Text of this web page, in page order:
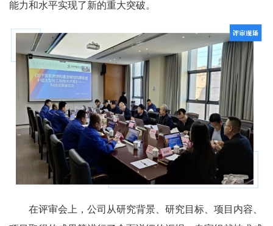
能力和水平实现了新的重大突破。
在评审会上，公司从研究背景、研究目标、项目内容、